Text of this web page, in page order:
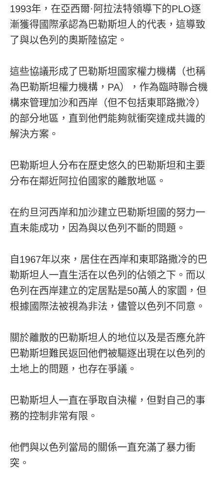
1993年，在亞西爾·阿拉法特領導下的PLO逐
漸獲得國際承認為巴勒斯坦人的代表，這導致
了與以色列的奧斯陸協定。
這些協議形成了巴勒斯坦國家權力機構（也稱
為巴勒斯坦權力機構，PA），作為臨時聯合機
構來管理加沙和西岸（但不包括東耶路撒冷）
的部分地區，直到他們能夠就衝突達成共識的
解決方案。
巴勒斯坦人分布在歷史悠久的巴勒斯坦和主要
分布在鄰近阿拉伯國家的離散地區。
在約旦河西岸和加沙建立巴勒斯坦國的努力一
直未能成功，因為與以色列不斷的問題。
自1967年以來，居住在西岸和東耶路撒冷的巴
勒斯坦人一直生活在以色列的佔領之下。而以
色列在西岸建立的定居點是50萬人的家園，但
根據國際法被視為非法，儘管以色列不同意。
關於離散的巴勒斯坦人的地位以及是否應允許
巴勒斯坦難民返回他們被驅逐出現在以色列的
土地上的問題，也存在爭議。
巴勒斯坦人一直在爭取自決權，但對自己的事
務的控制非常有限。
他們與以色列當局的關係一直充滿了暴力衝
突。